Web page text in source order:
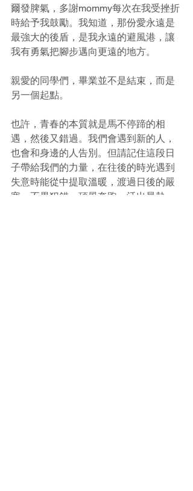
爾發脾氣，多謝mommy每次在我受挫折
時給予我鼓勵。我知道，那份愛永遠是
最強大的後盾，是我永遠的避風港，讓
我有勇氣把腳步邁向更遠的地方。
親愛的同學們，畢業並不是結束，而是
另一個起點。
也許，青春的本質就是馬不停蹄的相
遇，然後又錯過。我們會遇到新的人，
也會和身邊的人告別。但請記住這段日
子帶給我們的力量，在往後的時光遇到
失意時能從中提取溫暖，渡過日後的嚴
寒。不畏犯錯，頂風奔跑，活出最熱